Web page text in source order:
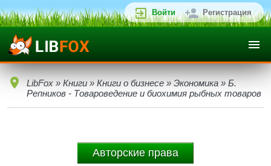
Войти Регистрация
LibFox » Книги » Книги о бизнесе » Экономика » Б.
Репников - Товароведение и биохимия рыбных товаров
Авторские права